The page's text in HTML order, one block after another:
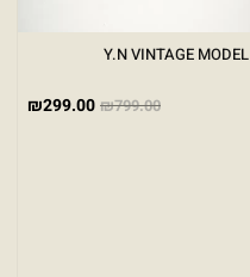
Y.N VINTAGE MODEL
₪799.00
₪299.00